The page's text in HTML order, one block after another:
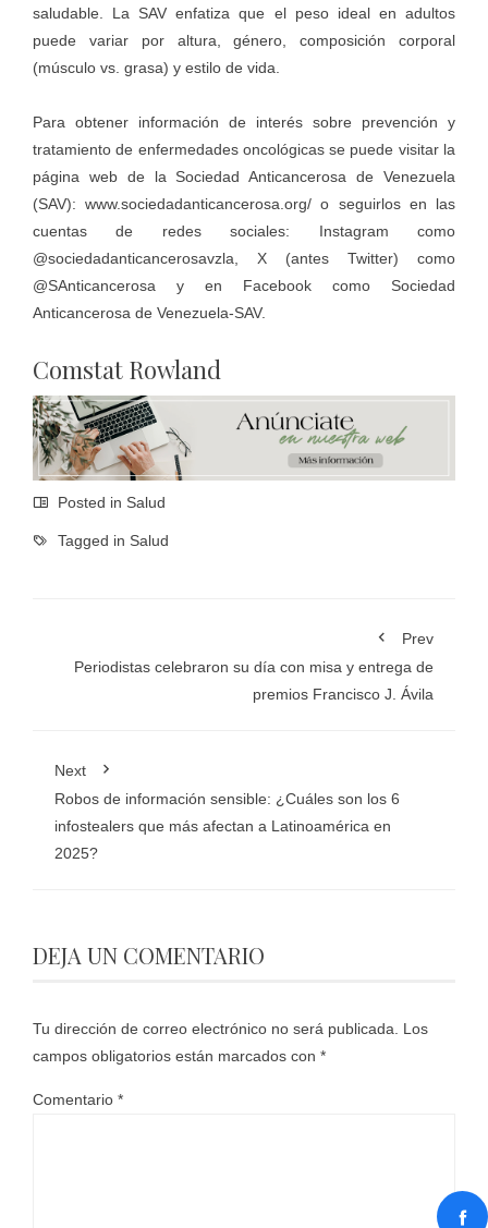
saludable. La SAV enfatiza que el peso ideal en adultos
puede variar por altura, género, composición corporal
(músculo vs. grasa) y estilo de vida.
Para obtener información de interés sobre prevención y
tratamiento de enfermedades oncológicas se puede visitar la
página web de la Sociedad Anticancerosa de Venezuela
(SAV):www.sociedadanticancerosa.org/ o seguirlos en las
cuentas de redes sociales: Instagram como
@sociedadanticancerosavzla, X (antes Twitter) como
@SAnticancerosa y en Facebook como Sociedad
Anticancerosa de Venezuela-SAV.
Comstat Rowland
Posted in Salud
Tagged in Salud
Prev
Periodistas celebraron su día con misa y entrega de
premios Francisco J. Ávila
Next
Robos de información sensible: ¿Cuáles son los 6
infostealers que más afectan a Latinoamérica en
2025?
DEJA UN COMENTARIO
Tu dirección de correo electrónico no será publicada.
Los
campos obligatorios están marcados con *
Comentario *